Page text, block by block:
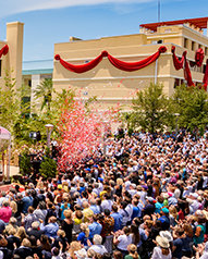
ください：薬物
･フォー･ヒューマンライ
護の会
ジー･ボランティア･ミニ
入門フィルム
初級のサービス